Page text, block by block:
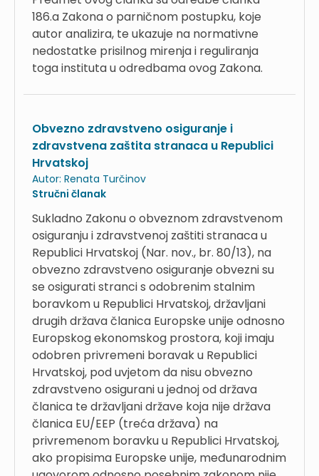
186.a Zakona o parničnom postupku, koje
autor analizira, te ukazuje na normativne
nedostatke prisilnog mirenja i reguliranja
toga instituta u odredbama ovog Zakona.
Obvezno zdravstveno osiguranje i
zdravstvena zaštita stranaca u Republici
Hrvatskoj
Autor: Renata Turčinov
Stručni članak
Sukladno Zakonu o obveznom zdravstvenom
osiguranju i zdravstvenoj zaštiti stranaca u
Republici Hrvatskoj (Nar. nov., br. 80/13), na
obvezno zdravstveno osiguranje obvezni su
se osigurati stranci s odobrenim stalnim
boravkom u Republici Hrvatskoj, državljani
drugih država članica Europske unije odnosno
Europskog ekonomskog prostora, koji imaju
odobren privremeni boravak u Republici
Hrvatskoj, pod uvjetom da nisu obvezno
zdravstveno osigurani u jednoj od država
članica te državljani države koja nije država
članica EU/EEP (treća država) na
privremenom boravku u Republici Hrvatskoj,
ako propisima Europske unije, međunarodnim